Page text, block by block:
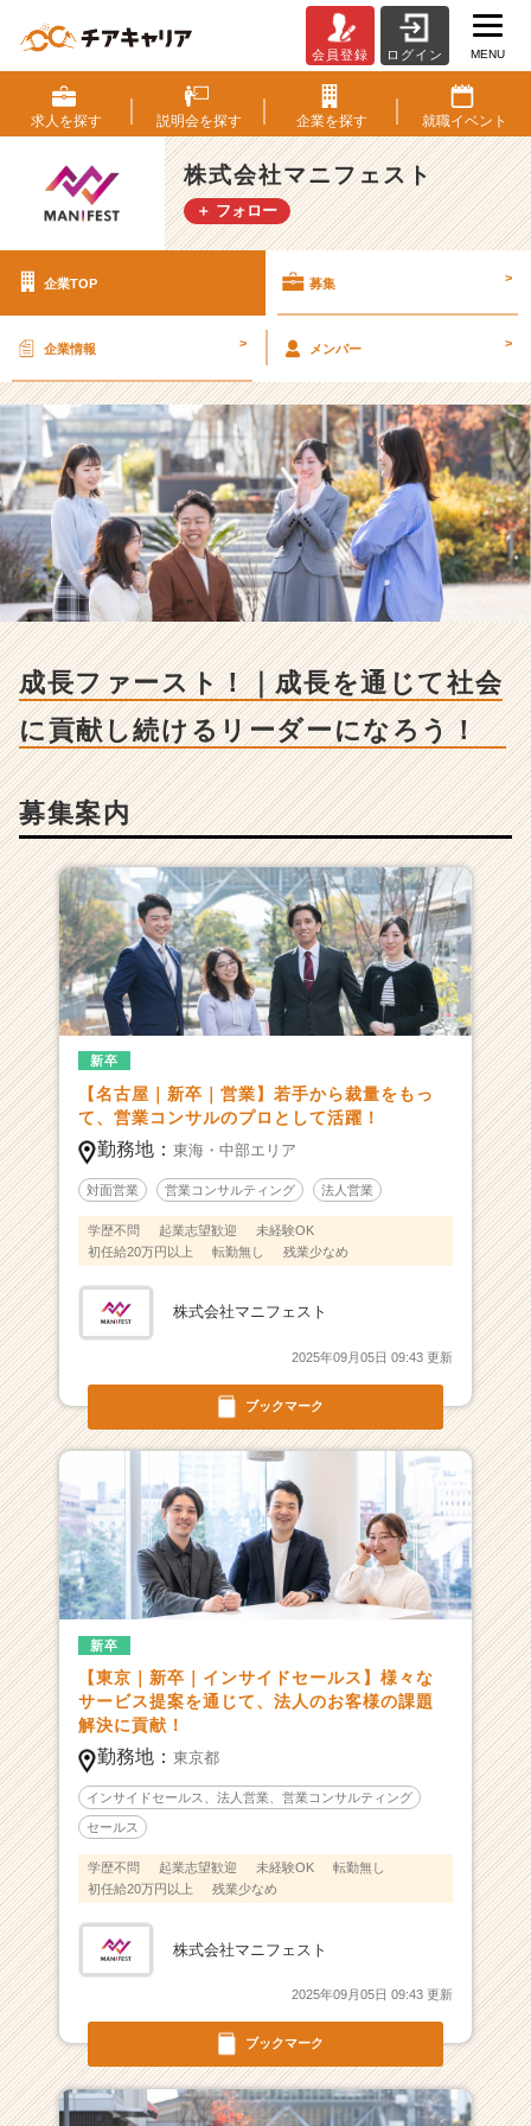
式
会
社
マ
ニ
フ
の
求
人
-
成
長
フ
ァ
ー
ス
ト！
長
通
会
に
貢
献
し
続
け
る
リ
ダ
ー
な
ろ
ン
ー・
長
か
ら
ス
カ
ウ
届
く
活
サ
イ
チ
キ
リ
e
r
会員登録 ログイン MENU
求人を探す 説明会を探す 企業を探す 就職イベント
株式会社マニフェスト
＋ フォロー
企業TOP 募集 >
企業情報 > メンバー >
成長ファースト！｜成長を通じて社会
に貢献し続けるリーダーになろう！
募集案内
ブックマーク
新卒
【名古屋｜新卒｜営業】若手から裁量をもっ
て、営業コンサルのプロとして活躍！
勤務地： 東海・中部エリア
対面営業 営業コンサルティング 法人営業
学歴不問 起業志望歓迎
未経験OK
初任給20万円以上
転勤無し 残業少なめ
株式会社マニフェスト
2025年09月05日 09:43 更新
ブックマーク
新卒
【東京｜新卒｜インサイドセールス】様々な
サービス提案を通じて、法人のお客様の課題
解決に貢献！
勤務地： 東京都
インサイドセールス、法人営業、営業コンサルティング
セールス
学歴不問 起業志望歓迎 未経験OK
転勤無し
初任給20万円以上
残業少なめ
株式会社マニフェスト
2025年09月05日 09:43 更新